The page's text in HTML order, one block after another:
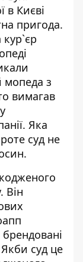
в Києві
пригода.
кур`єр
мопеда з
вимагав
Яка
суд не
Він
суд це